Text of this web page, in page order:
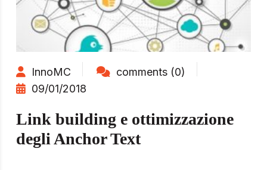
InnoMC
comments (0)
09/01/2018
Link building e ottimizzazione
degli Anchor Text